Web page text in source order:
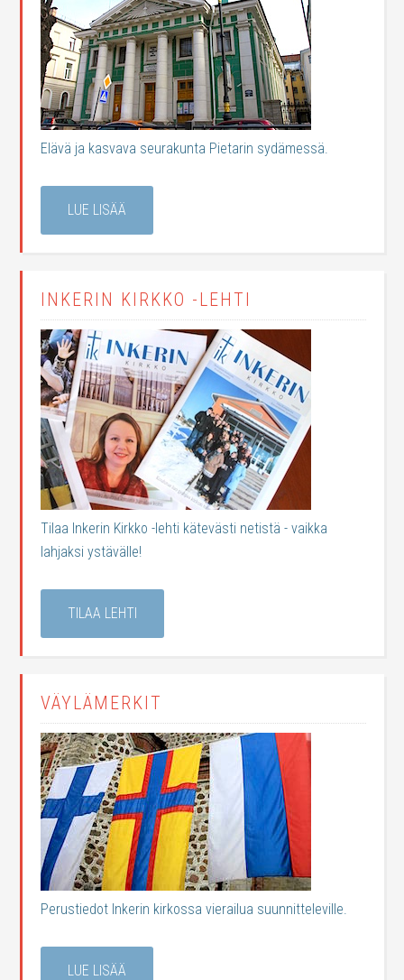
Elävä ja kasvava seurakunta Pietarin sydämessä.
LUE LISÄÄ
INKERIN KIRKKO -LEHTI
Tilaa Inkerin Kirkko -lehti kätevästi netistä - vaikka
lahjaksi ystävälle!
TILAA LEHTI
VÄYLÄMERKIT
Perustiedot Inkerin kirkossa vierailua suunnitteleville.
LUE LISÄÄ